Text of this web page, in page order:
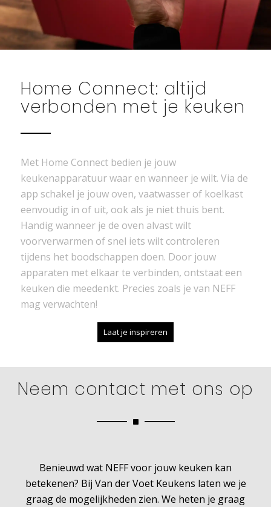
Home Connect: altijd
verbonden met je keuken
Met Home Connect bedien je jouw
keukenapparatuur waar en wanneer je wilt. Via de
app schakel je jouw oven, vaatwasser of koelkast
eenvoudig in of uit, ook als je niet thuis bent.
Handig wanneer je de oven alvast wilt
voorverwarmen of snel iets wilt controleren
tijdens het boodschappen doen. Door jouw
apparaten met elkaar te verbinden, ontstaat een
keuken die meedenkt. Precies zoals je van NEFF
mag verwachten!
Laat je inspireren
Neem contact met ons op
Benieuwd wat NEFF voor jouw keuken kan
betekenen? Bij Van der Voet Keukens laten we je
graag de mogelijkheden zien. We heten je graag